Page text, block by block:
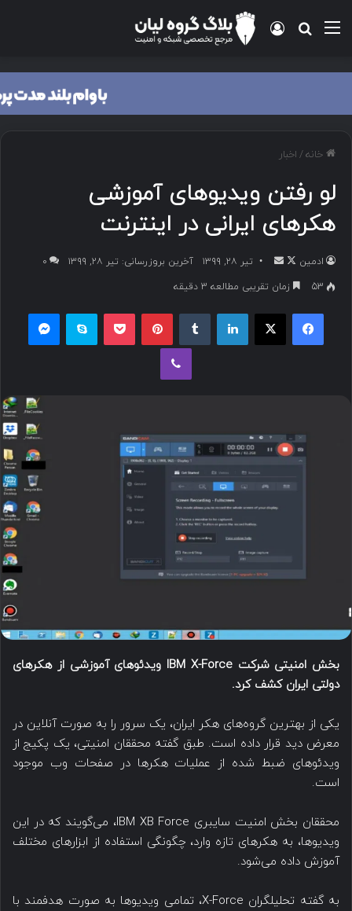
منو جستجو برای
ورود
خانه/ اخبار
لو رفتن ویدیوهای آموزشی
هکرهای ایرانی در اینترنت
ادمین
د
ر
ل
ن
ل
ی
تیر ۲۸, ۱۳۹۹ آخرین بروزرسانی: تیر ۲۸, ۱۳۹۹
۰
53
زمان تقریبی مطالعه 3 دقیقه
فیسبوک ایکس لینکداین پینتریست پاکت اسکایپ
وایبر
بخش امنیتی شرکت IBM X-Force ویدئو‌های آموزشی از هکرهای
دولتی ایران کشف کرد.
یکی از بهترین گروه‌های هکر ایران، یک سرور را به صورت آنلاین در
معرض دید قرار داده است. طبق گفته محققان امنیتی، یک پکیج از
ویدئوهای ضبط شده از عملیات هکرها در صفحات وب موجود
است.
محققان بخش امنیت سایبری IBM XB Force، می‌گویند که در این
ویدیوها، به هکرهای تازه‌ وارد، چگونگی استفاده از ابزارهای مختلف
آموزش داده می‌شود.
به گفته تحلیلگران X-Force، تمامی ویدیو‌ها به صورت هدفمند با